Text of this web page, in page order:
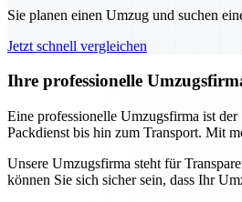
Sie planen einen Umzug und suchen
Jetzt schnell vergleichen
Ihre professionelle
Eine professionelle Umzugsfirma ist
Packdienst bis hin zum Transport. Mit
Unsere Umzugsfirma steht für
können Sie sich sicher sein, dass Ihr